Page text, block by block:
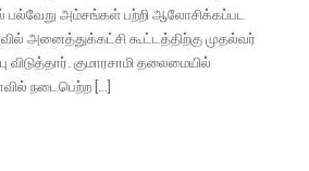
பல்வேறு அம்சங்கள் பற்றி ஆலோசிக்கப்பட
அனைத்துக்கட்சி கூட்டத்திற்கு முதல்வர்
விடுத்தார். குமாரசாமி தலைமையில்
நடைபெற்ற […]